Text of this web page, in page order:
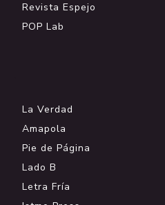
Revista Espejo
POP Lab
La Verdad
Amapola
Pie de Página
Lado B
Letra Fría